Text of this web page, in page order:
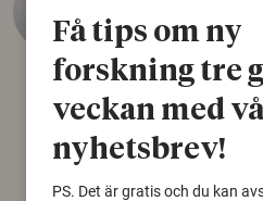
Det som
björnfäll visar
gammal sko.
Norden.
Få tips om ny
forskning tre
veckan med
nyhetsbrev!
PS. Det är gratis och du kan